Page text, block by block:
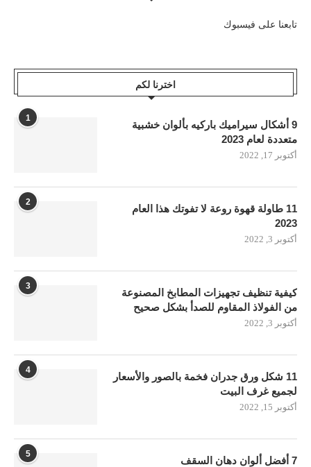
تابعنا على فيسبوك
اخترنا لكم
1
9 أشكال سيراميك باركيه بألوان خشبية
متعددة لعام 2023
أكتوبر 17, 2022
2
11 طاولة قهوة روعة لا تفوتك هذا العام
2023
أكتوبر 3, 2022
3
كيفية تنظيف تجهيزات المطابخ المصنوعة
من الفولاذ المقاوم للصدأ بشكل صحيح
أكتوبر 3, 2022
4
11 شكل ورق جدران فخمة بالصور والأسعار
لجميع غرف البيت
أكتوبر 15, 2022
5
7 أفضل ألوان دهان السقف